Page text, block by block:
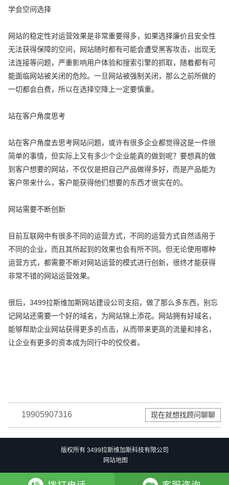
学会空间选择
网站的稳定性对运营效果是非常重要得多，如果选择廉价且安全性
无法获得保障的空间，网站随时都有可能会遭受黑客攻击，出现无
法连接等问题，严重影响用户体验和搜索引擎的抓取，随着都有可
能面临网站被关闭的危险。一旦网站被强制关闭，那么之前所做的
一切都会白费，所以在选择空降上一定要慎重。
站在客户角度思考
站在客户角度去思考网站问题，或许有很多企业都觉得这是一件很
简单的事情，但实际上又有多少个企业能真的做到呢？要想真的做
到客户想要的网站，不仅仅是把自己产品做得多好，而是产品能为
客户带来什么，客户能获得他们想要的东西才很实在的。
网站需要不断创新
目前互联网中有很多不同的运营方式，不同的运营方式自然适用于
不同的企业，而且其所起到的效果也会有所不同。但无论使用哪种
运营方式，都需要不断对网站运营的模式进行创新，很终才能获得
非常不错的网站运营效果。
很后，3499拉斯维加斯网站建设公司支招，做了那么多东西，别忘
记网站还需要一个好的域名，为网站锦上添花。网站拥有好域名，
能够帮助企业网站获得更多的点击，从而带来更高的流量和排名，
让企业有更多的资本成为同行中的佼佼者。
19905907316 现在就想找顾问聊聊
版权所有 3499拉斯维加斯科技有限公司
网站地图